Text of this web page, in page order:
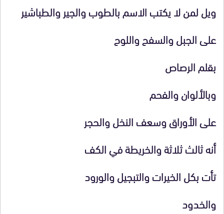
ويل لمن لا يكتب الاسم بالطوب والجير والطباشير
على الجبل والسفح واللوح
بقلم الرصاص
وبالألوان والفحم
على الأوراق وسعف النخل والحجر
أنه ثالث ثلاثة والخريطة في الكف
تأت بكل الخيرات والتبجيل والورود
والخدود